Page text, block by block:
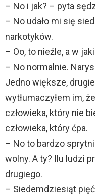
– No i jak? – pyta
– No udało mi się
narkotyków.
– Oo, to nieźle, a w
– No normalnie.
Jedno większe,
wytłumaczyłem im,
człowieka, który nie
człowieka, który ćpa.
– No to bardzo
wolny. A ty? Ilu ludzi
drugiego.
– Siedemdziesiąt